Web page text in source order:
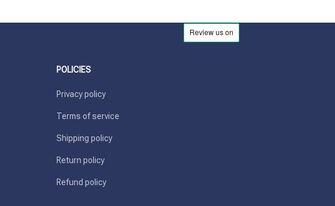
POLICIES
Privacy policy
Terms of service
Shipping policy
Return policy
Refund policy